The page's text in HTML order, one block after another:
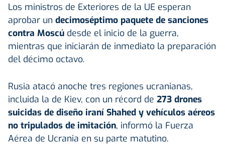
Los ministros de Exteriores de la UE esperan
aprobar un decimoséptimo paquete de sanciones
contra Moscú desde el inicio de la guerra,
mientras que iniciarán de inmediato la preparación
del décimo octavo.
Rusia atacó anoche tres regiones ucranianas,
incluida la de Kiev, con un récord de 273 drones
suicidas de diseño iraní Shahed y vehículos aéreos
no tripulados de imitación, informó la Fuerza
Aérea de Ucrania en su parte matutino.